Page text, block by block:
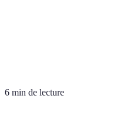
6 min de lecture